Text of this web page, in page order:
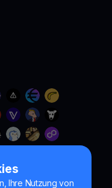
Ihre Nutzung von